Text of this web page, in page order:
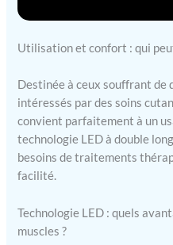
Utilisation et confort : qui
Destinée à ceux souffrant de
intéressés par des soins
convient parfaitement à un
technologie LED à double
besoins de traitements
facilité.
Technologie LED : quels
muscles ?